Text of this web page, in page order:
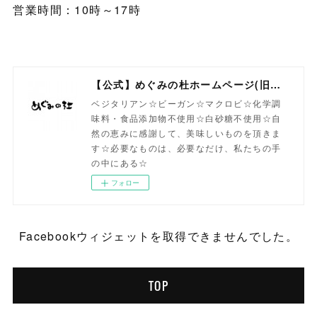
営業時間：10時～17時
【公式】めぐみの杜ホームページ(旧自然食工房）
ベジタリアン☆ビーガン☆マクロビ☆化学調
味料・食品添加物不使用☆白砂糖不使用☆自
然の恵みに感謝して、美味しいものを頂きま
す☆必要なものは、必要なだけ、私たちの手
の中にある☆
フォロー
Facebookウィジェットを取得できませんでした。
TOP